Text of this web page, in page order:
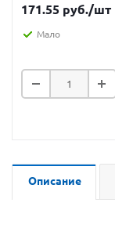
171.55 руб./шт
Мало
Описание